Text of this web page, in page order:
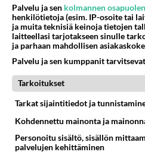
Ketjusta on poistettu2
Takaisin
LUETUIMMAT
PÄIVÄ VIIKKO KUUKAUSI
Martinan bisneksillä ei
05.08.2026 05:51
Palvelu ja sen kolmannen
henkilötietoja (esim. IP-osoite tai
ja muita teknisiä keinoja tietojen
laitteellasi tarjotakseen sinulle
ja parhaan mahdollisen
Palvelu ja sen kumppanit
Tarkoitukset
Tarkat sijaintitiedot ja
Kohdennettu mainonta ja
Personoitu sisältö, sisällön
palvelujen kehittäminen